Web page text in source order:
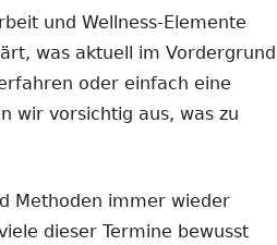
und Wellness-Elemente
was aktuell im Vordergrund
oder einfach eine
wir vorsichtig aus, was zu
Methoden immer wieder
dieser Termine bewusst